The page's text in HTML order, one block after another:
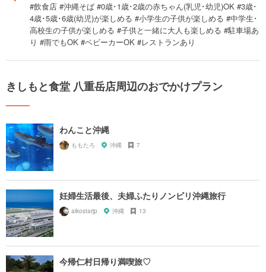
#飲食店 #沖縄そば #0歳･1歳･2歳の赤ちゃん(乳児･幼児)OK #3歳･
4歳･5歳･6歳(幼児)が楽しめる #小学生の子供が楽しめる #中学生･
高校生の子供が楽しめる #子供と一緒に大人も楽しめる #駐車場あ
り #雨でもOK #ベビーカーOK #レストランあり
きしもと食堂 八重岳店周辺のおでかけプラン
わんこと沖縄
ももたろ 沖縄 7
妊婦生活最後、夫婦ふたりノンビリ沖縄旅行
aikostarjp 沖縄 13
今帰仁村日帰り満喫旅♡